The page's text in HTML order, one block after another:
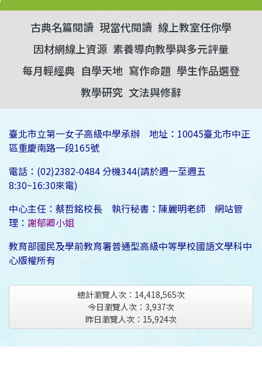
古典名篇閱讀 現當代閱讀 線上教室任你學
因材網線上資源 素養導向教學與多元評量
每月輕經典 自學天地 寫作命題 學生作品選登
教學研究 文法與修辭
臺北市立第一女子高級中學承辦 地址：10045臺北市中正
區重慶南路一段165號
電話：(02)2382-0484 分機344(請於週一至週五
8:30~16:30來電)
中心主任：蔡哲銘校長 執行秘書：陳麗明老師 網站管
理： 謝郁卿小姐
教育部國民及學前教育署普通型高級中等學校國語文學科中
心版權所有
總計瀏覽人次： 14,418,565次
今日瀏覽人次： 3,937次
昨日瀏覽人次： 15,924次